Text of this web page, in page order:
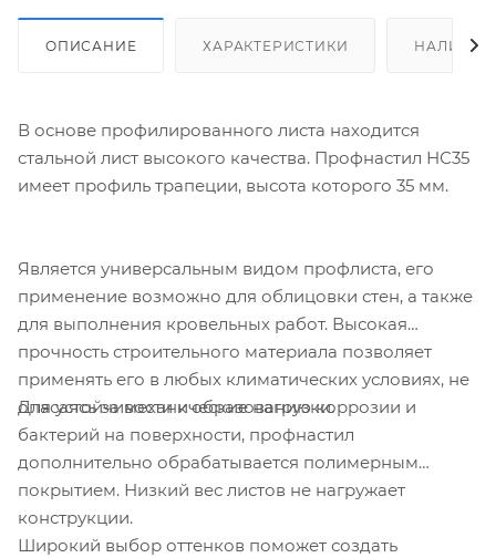
ОПИСАНИЕ ХАРАКТЕРИСТИКИ НАЛИЧИЕ
В основе профилированного листа находится
стальной лист высокого качества. Профнастил НС35
имеет профиль трапеции, высота которого 35 мм.
Является универсальным видом профлиста, его
применение возможно для облицовки стен, а также
для выполнения кровельных работ. Высокая
прочность строительного материала позволяет
применять его в любых климатических условиях, не
опасаясь за механические нагрузки.
Для устойчивости к образованию коррозии и
бактерий на поверхности, профнастил
дополнительно обрабатывается полимерным
покрытием. Низкий вес листов не нагружает
конструкции.
Широкий выбор оттенков поможет создать